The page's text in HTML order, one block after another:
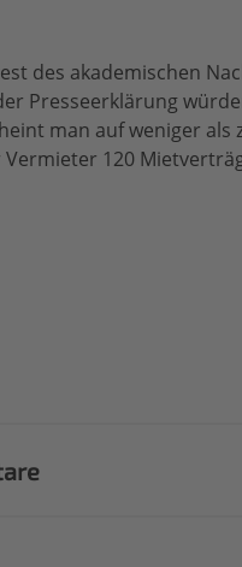
des akademischen
Presseerklärung
man auf weniger
120